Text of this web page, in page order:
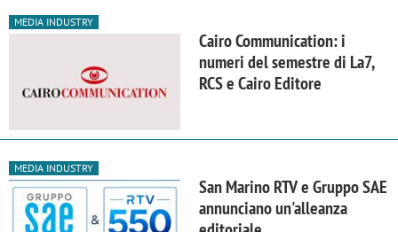
MEDIA INDUSTRY
Cairo Communication: i
numeri del semestre di La7,
RCS e Cairo Editore
MEDIA INDUSTRY
San Marino RTV e Gruppo SAE
annunciano un'alleanza